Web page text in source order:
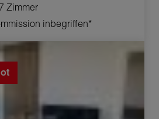
7 Zimmer
inbegriffen*
3 Zimmer 76 m²